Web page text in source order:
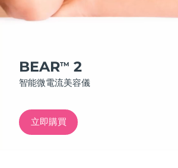
BEARTM 2
智能微電流美容儀
立即購買
特別優惠
紅光療法
德國
加拿大